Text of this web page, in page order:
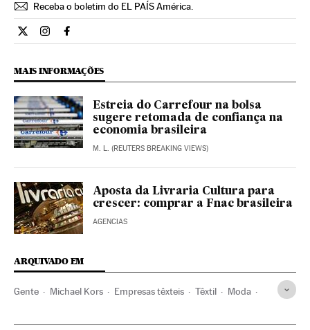
Receba o boletim do EL PAÍS América.
Economia El País Brasil en Twitter
Economia El País Brasil en Instagram
Economia El País Brasil en Facebook
MAIS INFORMAÇÕES
Estreia do Carrefour na bolsa
sugere retomada de confiança na
economia brasileira
M. L. (REUTERS BREAKING VIEWS)
Aposta da Livraria Cultura para
crescer: comprar a Fnac brasileira
AGENCIAS
ARQUIVADO EM
Gente Michael Kors Empresas têxteis Têxtil Moda